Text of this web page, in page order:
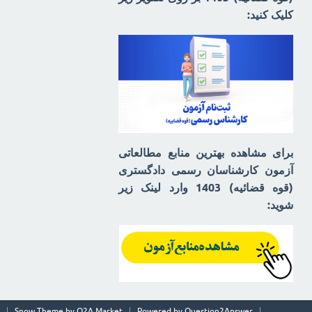
کلیک کنید:
برای مشاهده بهترین منابع مطالعاتی
آزمون کارشناسان رسمی دادگستری
(قوه قضائیه) 1403 وارد لینک زیر
شوید: